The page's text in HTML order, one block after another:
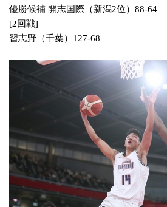
優勝候補 開志国際（新潟2位）88-64
[2回戦]
習志野（千葉）127-68